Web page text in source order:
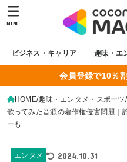
ビジネス・キャリア 趣味・エ
MENU
会員登録で10％
HOME 趣味・エンタメ・スポーツ
歌ってみた音源の著作権侵害問題｜
ーも
エンタメ 2024.10.31